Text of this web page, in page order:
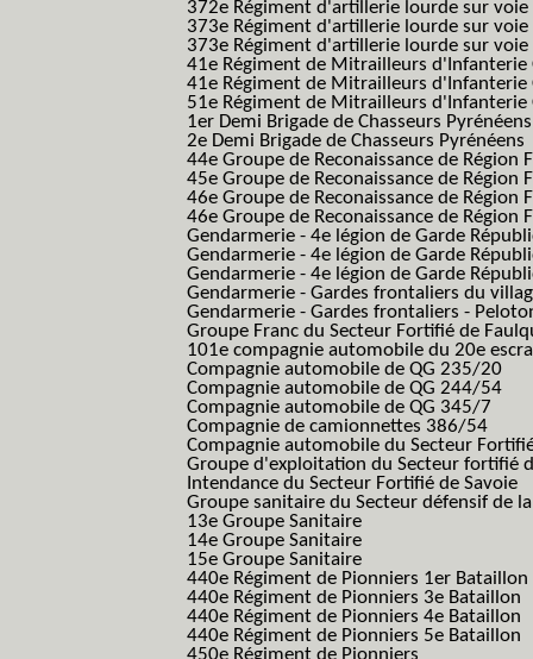
372e Régiment d'artillerie lourde sur voie
373e Régiment d'artillerie lourde sur voie
373e Régiment d'artillerie lourde sur
41e Régiment de Mitrailleurs d'Infanterie
41e Régiment de Mitrailleurs d'Infanterie
51e Régiment de Mitrailleurs d'Infanterie
1er Demi Brigade de Chasseurs Pyrénéens
2e Demi Brigade de Chasseurs Pyrénéens
44e Groupe de Reconaissance de Région
45e Groupe de Reconaissance de Région
46e Groupe de Reconaissance de Région
46e Groupe de Reconaissance de
Gendarmerie - 4e légion de Garde
Gendarmerie - 4e légion de Garde
Gendarmerie - 4e légion de Garde
Gendarmerie - Gardes frontaliers du
Gendarmerie - Gardes frontaliers -
Groupe Franc du Secteur Fortifié de
101e compagnie automobile du 20e
Compagnie automobile de QG 235/20
Compagnie automobile de QG 244/54
Compagnie automobile de QG 345/7
Compagnie de camionnettes 386/54
Compagnie automobile du Secteur
Groupe d'exploitation du Secteur fortifié
Intendance du Secteur Fortifié de Savoie
Groupe sanitaire du Secteur défensif de
13e Groupe Sanitaire
14e Groupe Sanitaire
15e Groupe Sanitaire
440e Régiment de Pionniers 1er Bataillon
440e Régiment de Pionniers 3e Bataillon
440e Régiment de Pionniers 4e Bataillon
440e Régiment de Pionniers 5e Bataillon
450e Régiment de Pionniers